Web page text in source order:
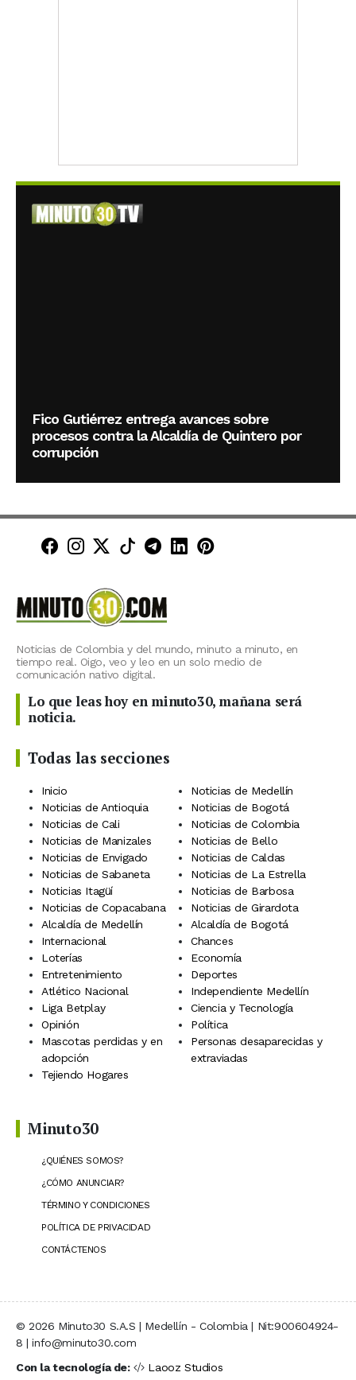
Fico Gutiérrez entrega avances sobre
procesos contra la Alcaldía de Quintero por
corrupción
Minuto30 en Facebook
Minuto30 en Instagram
Minuto30 en X (Twitter)
Minuto30 en TikTok
Canal de Minuto30 en
Minuto30 en LinkedIn
Minuto30 en
Noticias de Colombia y del mundo, minuto a minuto, en
tiempo real. Oigo, veo y leo en un solo medio de
comunicación nativo digital.
Lo que leas hoy en minuto30, mañana será
noticia.
Todas las secciones
Inicio
Noticias de Medellín
Noticias de Antioquia
Noticias de Bogotá
Noticias de Cali
Noticias de Colombia
Noticias de Manizales
Noticias de Bello
Noticias de Envigado
Noticias de Caldas
Noticias de Sabaneta
Noticias de La Estrella
Noticias Itagüí
Noticias de Barbosa
Noticias de Copacabana
Noticias de Girardota
Alcaldía de Medellín
Alcaldía de Bogotá
Internacional
Chances
Loterías
Economía
Entretenimiento
Deportes
Atlético Nacional
Independiente Medellín
Liga Betplay
Ciencia y Tecnología
Opinión
Política
Mascotas perdidas y en
adopción
Personas desaparecidas y
extraviadas
Tejiendo Hogares
Minuto30
¿QUIÉNES SOMOS?
¿CÓMO ANUNCIAR?
TÉRMINO Y CONDICIONES
POLÍTICA DE PRIVACIDAD
CONTÁCTENOS
© 2026 Minuto30 S.A.S | Medellín - Colombia | Nit:900604924-
8 | info@minuto30.com
Con la tecnología de:
Laooz Studios